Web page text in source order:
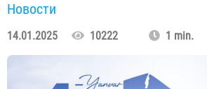
Новости
14.01.2025 10222 1 min.